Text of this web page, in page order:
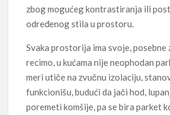
zbog mogućeg kontrastiranja ili
određenog stila u prostoru.
Svaka prostorija ima svoje, posebne
recimo, u kućama nije neophodan
meri utiče na zvučnu izolaciju,
funkcionišu, budući da jači hod,
poremeti komšije, pa se bira parket